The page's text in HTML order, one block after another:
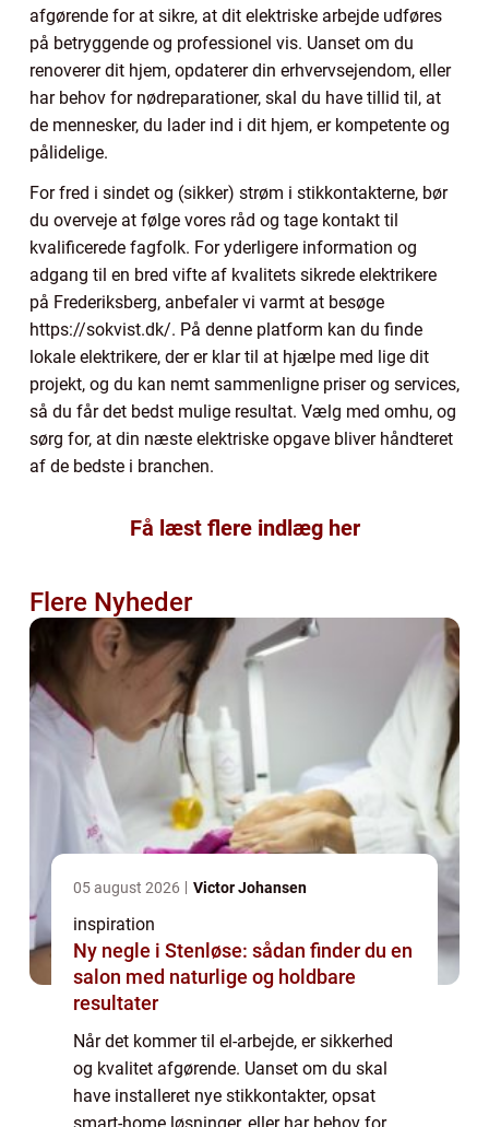
afgørende for at sikre, at dit elektriske arbejde udføres
på betryggende og professionel vis. Uanset om du
renoverer dit hjem, opdaterer din erhvervsejendom, eller
har behov for nødreparationer, skal du have tillid til, at
de mennesker, du lader ind i dit hjem, er kompetente og
pålidelige.
For fred i sindet og (sikker) strøm i stikkontakterne, bør
du overveje at følge vores råd og tage kontakt til
kvalificerede fagfolk. For yderligere information og
adgang til en bred vifte af kvalitets sikrede elektrikere
på Frederiksberg, anbefaler vi varmt at besøge
https://sokvist.dk/. På denne platform kan du finde
lokale elektrikere, der er klar til at hjælpe med lige dit
projekt, og du kan nemt sammenligne priser og services,
så du får det bedst mulige resultat. Vælg med omhu, og
sørg for, at din næste elektriske opgave bliver håndteret
af de bedste i branchen.
Få læst flere indlæg her
Flere Nyheder
05 august 2026 Victor Johansen
inspiration
Ny negle i Stenløse: sådan finder du en
salon med naturlige og holdbare
resultater
Når det kommer til el-arbejde, er sikkerhed
og kvalitet afgørende. Uanset om du skal
have installeret nye stikkontakter, opsat
smart-home løsninger, eller har behov for